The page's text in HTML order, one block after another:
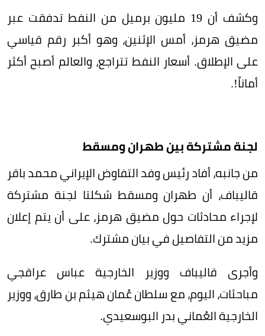
وكشف أن 19 مليون برميل من النفط تدفقت عبر
مضيق هرمز، أمس الإثنين، وهو أكبر رقم قياسي
على الإطلاق. أسعار النفط تتراجع، والعالم أصبح أكثر
أماناً!.
لجنة مشتركة بين طهران ومسقط
من جانبه، أفاد رئيس وفد التفاوض الإيراني محمد باقر
قاليباف، أن طهران ومسقط شكلتا لجنة مشتركة
لإجراء محادثات حول مضيق هرمز، على أن يتم إعلان
مزيد من التفاصيل في بيان مشترك.
وأجرى قاليباف ووزير الخارجية عباس عراقجي
مباحثات، اليوم، مع سلطان عُمان هيثم بن طارق، ووزير
الخارجية العُماني بدر البوسعيدي.